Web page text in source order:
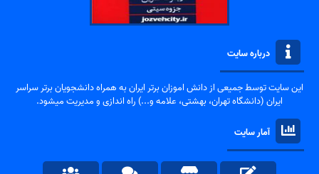
درباره سایت
این سایت توسط جمیعی از دانش اموزان برتر ایران به همراه دانشجویان برتر سراسر
ایران (دانشگاه تهران، بهشتی، علامه و...) راه اندازی و مدیریت میشود.
آمار سایت